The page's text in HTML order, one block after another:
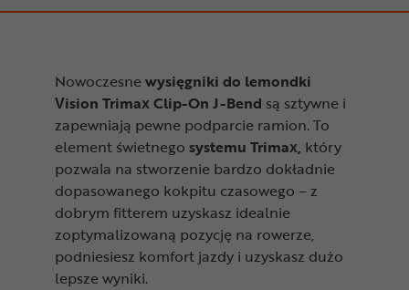
Nowoczesne wysięgniki do lemondki
Vision Trimax Clip-On J-Bend są sztywne i
zapewniają pewne podparcie ramion. To
element świetnego systemu Trimax, który
pozwala na stworzenie bardzo dokładnie
dopasowanego kokpitu czasowego – z
dobrym fitterem uzyskasz idealnie
zoptymalizowaną pozycję na rowerze,
podniesiesz komfort jazdy i uzyskasz dużo
lepsze wyniki.